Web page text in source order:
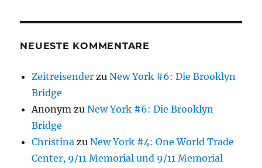
NEUESTE KOMMENTARE
Zeitreisender zuNew York #6: Die Brooklyn
Bridge
Anonym zuNew York #6: Die Brooklyn
Bridge
Christina zuNew York #4: One World Trade
Center, 9/11 Memorial und 9/11 Memorial